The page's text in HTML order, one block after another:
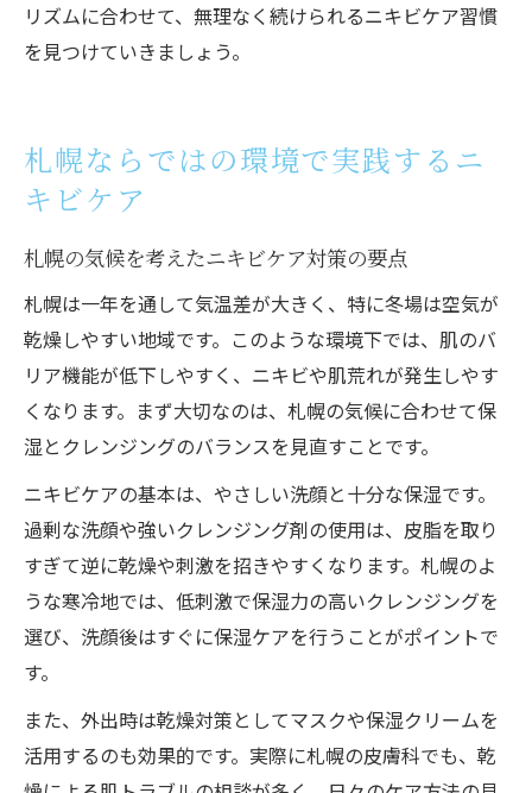
リズムに合わせて、無理なく続けられるニキビケア習慣
を見つけていきましょう。
札幌ならではの環境で実践するニ
キビケア
札幌の気候を考えたニキビケア対策の要点
札幌は一年を通して気温差が大きく、特に冬場は空気が
乾燥しやすい地域です。このような環境下では、肌のバ
リア機能が低下しやすく、ニキビや肌荒れが発生しやす
くなります。まず大切なのは、札幌の気候に合わせて保
湿とクレンジングのバランスを見直すことです。
ニキビケアの基本は、やさしい洗顔と十分な保湿です。
過剰な洗顔や強いクレンジング剤の使用は、皮脂を取り
すぎて逆に乾燥や刺激を招きやすくなります。札幌のよ
うな寒冷地では、低刺激で保湿力の高いクレンジングを
選び、洗顔後はすぐに保湿ケアを行うことがポイントで
す。
また、外出時は乾燥対策としてマスクや保湿クリームを
活用するのも効果的です。実際に札幌の皮膚科でも、乾